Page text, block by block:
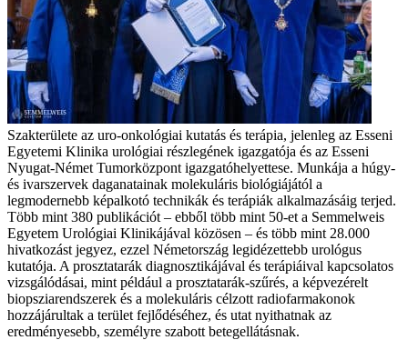
Szakterülete az uro-onkológiai kutatás és terápia, jelenleg az Esseni
Egyetemi Klinika urológiai részlegének igazgatója és az Esseni
Nyugat-Német Tumorközpont igazgatóhelyettese. Munkája a húgy-
és ivarszervek daganatainak molekuláris biológiájától a
legmodernebb képalkotó technikák és terápiák alkalmazásáig terjed.
Több mint 380 publikációt – ebből több mint 50-et a Semmelweis
Egyetem Urológiai Klinikájával közösen – és több mint 28.000
hivatkozást jegyez, ezzel Németország legidézettebb urológus
kutatója. A prosztatarák diagnosztikájával és terápiáival kapcsolatos
vizsgálódásai, mint például a prosztatarák-szűrés, a képvezérelt
biopsziarendszerek és a molekuláris célzott radiofarmakonok
hozzájárultak a terület fejlődéséhez, és utat nyithatnak az
eredményesebb, személyre szabott betegellátásnak.